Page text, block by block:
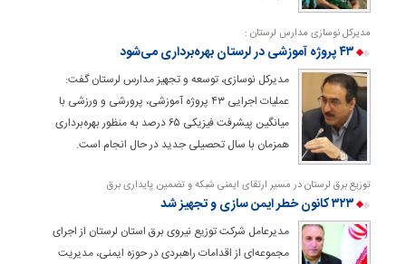
مدیرکل نوسازی مدارس لرستان :
۴۳ پروژه آموزشی در لرستان بهره‌برداری می‌شود
مدیرکل نوسازی، توسعه و تجهیز مدارس لرستان گفت:
عملیات اجرایی ۴۳ پروژه آموزشی، پرورشی و ورزشی با
میانگین پیشرفت فیزیکی ۶۵ درصد به منظور بهره‌برداری
همزمان با سال تحصیلی جدید در حال انجام است.
توزیع برق لرستان در مسیر ارتقای ایمنی شبکه و تضمین پایداری برق
۳۲۳ کانون خطر ایمن سازی و تجهیز شد
مدیرعامل شرکت توزیع نیروی برق استان لرستان از اجرای
مجموعه‌ای از اقدامات راهبردی در حوزه ایمنی، مدیریت